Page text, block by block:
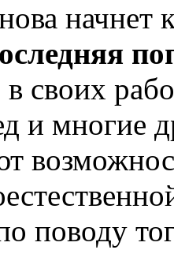
своих
и многие
поводу